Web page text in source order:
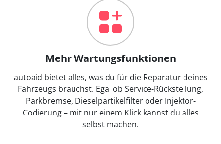
Mehr Wartungsfunktionen
autoaid bietet alles, was du für die Reparatur deines
Fahrzeugs brauchst. Egal ob Service-Rückstellung,
Parkbremse, Dieselpartikelfilter oder Injektor-
Codierung – mit nur einem Klick kannst du alles
selbst machen.